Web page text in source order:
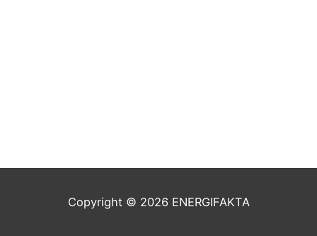
Copyright © 2026 ENERGIFAKTA